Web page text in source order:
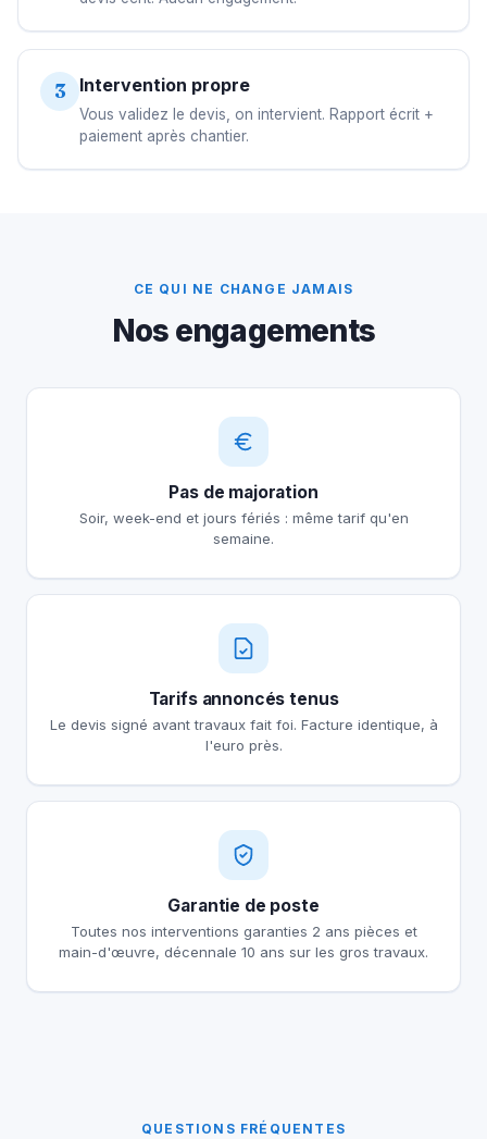
3 Intervention propre
Vous validez le devis, on intervient. Rapport écrit +
paiement après chantier.
CE QUI NE CHANGE JAMAIS
Nos engagements
Pas de majoration
Soir, week-end et jours fériés : même tarif qu'en
semaine.
Tarifs annoncés tenus
Le devis signé avant travaux fait foi. Facture identique, à
l'euro près.
Garantie de poste
Toutes nos interventions garanties 2 ans pièces et
main-d'œuvre, décennale 10 ans sur les gros travaux.
QUESTIONS FRÉQUENTES